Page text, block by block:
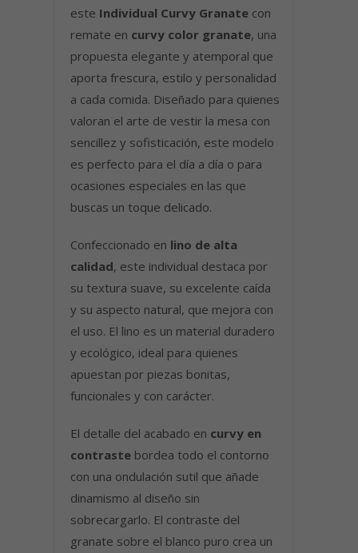
este Individual Curvy Granatecon
remate en curvy color granate, una
propuesta elegante y atemporal que
aporta frescura, estilo y personalidad
a cada comida. Diseñado para quienes
valoran el arte de vestir la mesa con
sencillez y sofisticación, este modelo
es perfecto para el día a día o para
ocasiones especiales en las que
buscas un toque delicado.
Confeccionado en lino de alta
calidad, este individual destaca por
su textura suave, su excelente caída
y su aspecto natural, que mejora con
el uso. El lino es un material duradero
y ecológico, ideal para quienes
apuestan por piezas bonitas,
funcionales y con carácter.
El detalle del acabado en curvy en
contrastebordea todo el contorno
con una ondulación sutil que añade
dinamismo al diseño sin
sobrecargarlo. El contraste del
granate sobre el blanco puro crea un